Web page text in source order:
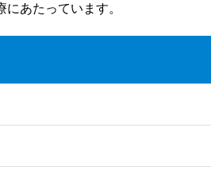
あたっています。